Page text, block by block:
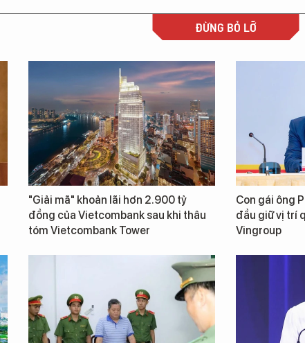
ĐỪNG BỎ LỠ
"Giải mã" khoản lãi hơn 2.900 tỷ
đồng của Vietcombank sau khi thâu
tóm Vietcombank Tower
Con gái ông
đầu giữ vị trí
Vingroup